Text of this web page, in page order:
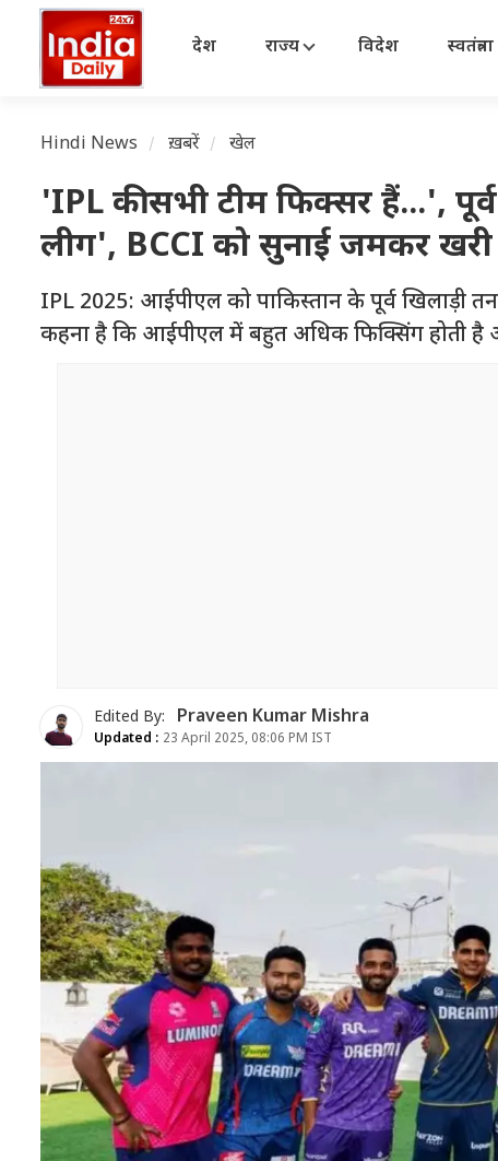
देश राज्य विदेश
Hindi News ख़बरें खेल
'IPL की सभी टीम फिक्सर हैं...',
लीग', BCCI को सुनाई जमकर खरी
IPL 2025: आईपीएल को पाकिस्तान के पूर्व खिलाड़ी
कहना है कि आईपीएल में बहुत अधिक फिक्सिंग होती है
Edited By: Praveen Kumar Mishra
Updated : 23 April 2025, 08:06 PM IST